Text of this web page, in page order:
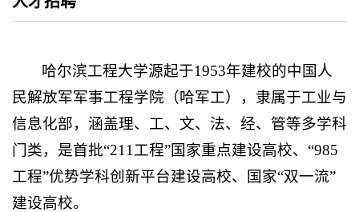
哈尔滨工程大学源起于1953年建校的中国人
民解放军军事工程学院（哈军工），隶属于工业与
信息化部，涵盖理、工、文、法、经、管等多学科
门类，是首批“211工程”国家重点建设高校、“985
工程”优势学科创新平台建设高校、国家“双一流”
建设高校。